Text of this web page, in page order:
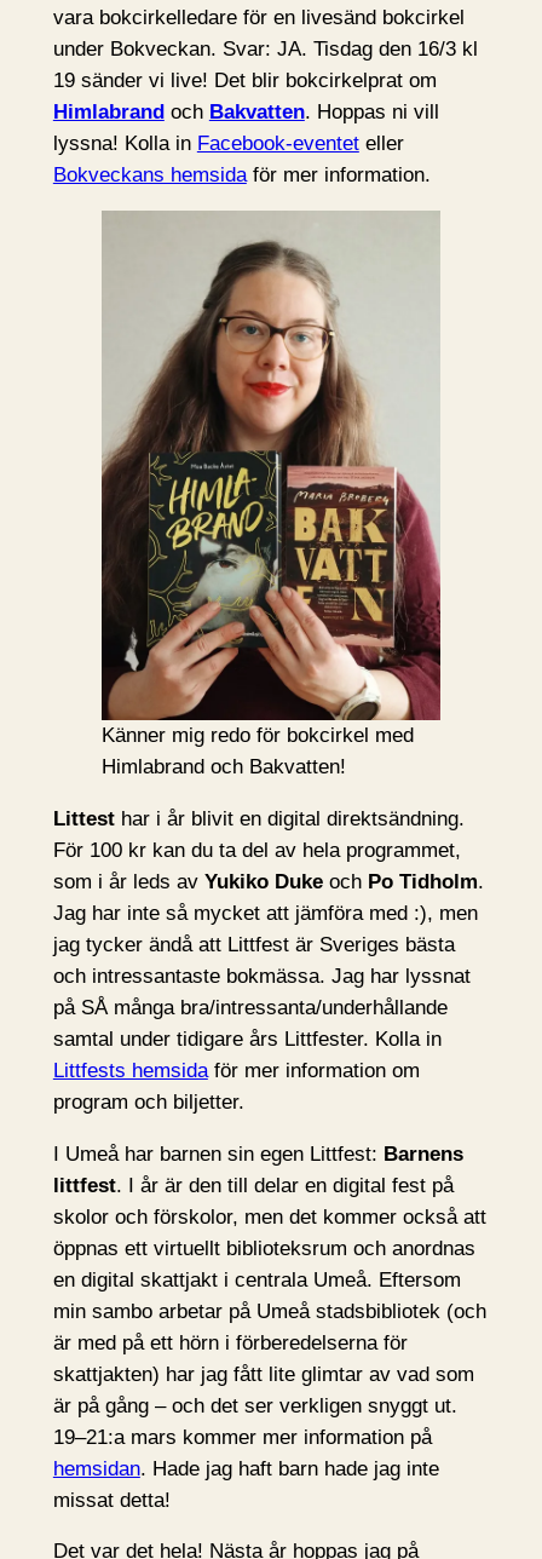
vara bokcirkelledare för en livesänd bokcirkel
under Bokveckan. Svar: JA. Tisdag den 16/3 kl
19 sänder vi live! Det blir bokcirkelprat om
Himlabrandoch Bakvatten. Hoppas ni vill
lyssna! Kolla in Facebook-eventeteller
Bokveckans hemsidaför mer information.
Känner mig redo för bokcirkel med
Himlabrand och Bakvatten!
Littesthar i år blivit en digital direktsändning.
För 100 kr kan du ta del av hela programmet,
som i år leds av Yukiko Dukeoch Po Tidholm.
Jag har inte så mycket att jämföra med :), men
jag tycker ändå att Littfest är Sveriges bästa
och intressantaste bokmässa. Jag har lyssnat
på SÅ många bra/intressanta/underhållande
samtal under tidigare års Littfester. Kolla in
Littfests hemsidaför mer information om
program och biljetter.
I Umeå har barnen sin egen Littfest: Barnens
littfest. I år är den till delar en digital fest på
skolor och förskolor, men det kommer också att
öppnas ett virtuellt biblioteksrum och anordnas
en digital skattjakt i centrala Umeå. Eftersom
min sambo arbetar på Umeå stadsbibliotek (och
är med på ett hörn i förberedelserna för
skattjakten) har jag fått lite glimtar av vad som
är på gång – och det ser verkligen snyggt ut.
19–21:a mars kommer mer information på
hemsidan. Hade jag haft barn hade jag inte
missat detta!
Det var det hela! Nästa år hoppas jag på